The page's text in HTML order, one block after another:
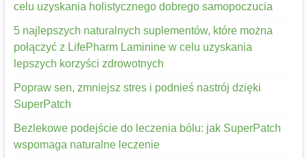
celu uzyskania holistycznego dobrego samopoczucia
5 najlepszych naturalnych suplementów, które można
połączyć z LifePharm Laminine w celu uzyskania
lepszych korzyści zdrowotnych
Popraw sen, zmniejsz stres i podnieś nastrój dzięki
SuperPatch
Bezlekowe podejście do leczenia bólu: jak SuperPatch
wspomaga naturalne leczenie